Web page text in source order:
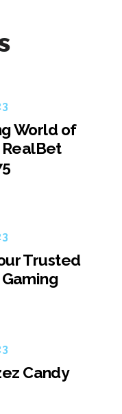
World of
RealBet
Trusted
Candy